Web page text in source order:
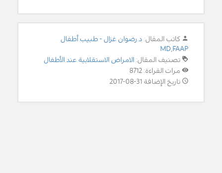
كاتب المقال: د.رضوان غزال - طبيب أطفال
MD,FAAP
تصنيف المقال: الامراض الاستقلابية عند الأطفال
مرات القراءة: 8712
تاريخ الإضافة 31-08-2017